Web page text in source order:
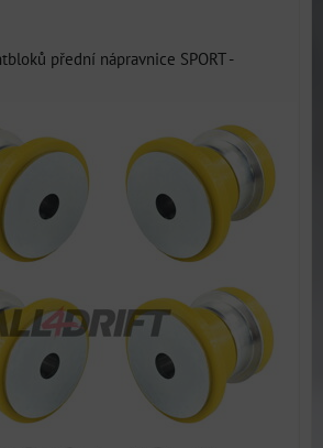
přední nápravnice SPORT -